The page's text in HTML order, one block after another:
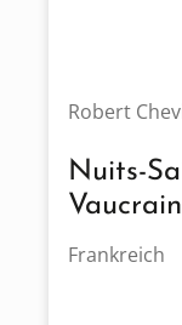
Robert
Nuits-
Frankreich